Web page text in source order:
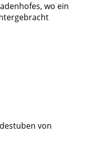
wo ein
von